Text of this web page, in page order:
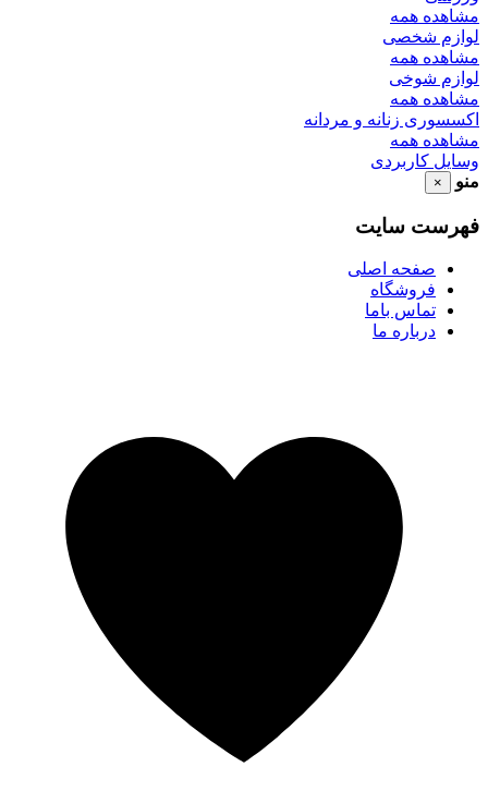
مشاهده همه
لوازم شخصی
مشاهده همه
لوازم شوخی
مشاهده همه
اکسسوری زنانه و مردانه
مشاهده همه
وسایل کاربردی
منو
×
فهرست سایت
صفحه اصلی
فروشگاه
تماس باما
درباره ما